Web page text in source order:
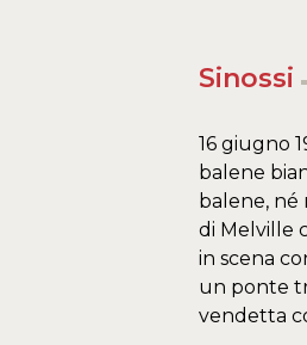
Sinossi
16 giugno
balene
balene, né
di Melville
in scena
un ponte
vendetta